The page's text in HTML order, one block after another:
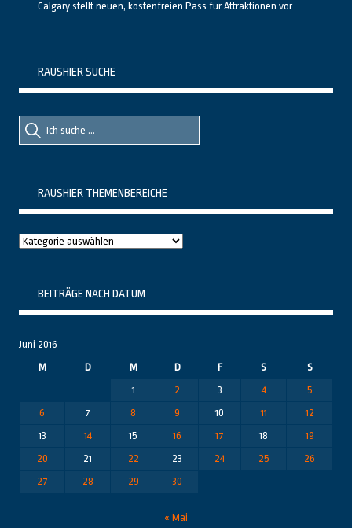
Calgary stellt neuen, kostenfreien Pass für Attraktionen vor
RAUSHIER SUCHE
Suche
nach::
Suche
nach:
RAUSHIER THEMENBEREICHE
Raushier
BEITRÄGE NACH DATUM
Juni 2016
M
D M D F S
S
1
2 3 4
5
6
7 8 9 10 11
12
13
14 15 16 17 18
19
20
21 22 23 24 25
26
27
28 29 30
« Mai